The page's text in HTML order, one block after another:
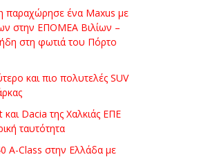
παραχώρησε ένα Maxus με
στην ΕΠΟΜΕΑ Βιλίων –
στη φωτιά του Πόρτο
και πιο πολυτελές SUV
και Dacia της Χαλκιάς ΕΠΕ
ταυτότητα
A-Class στην Ελλάδα με